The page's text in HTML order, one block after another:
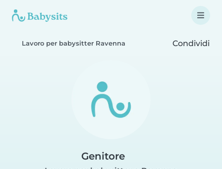
Lavoro per babysitter Ravenna Condividi
Genitore